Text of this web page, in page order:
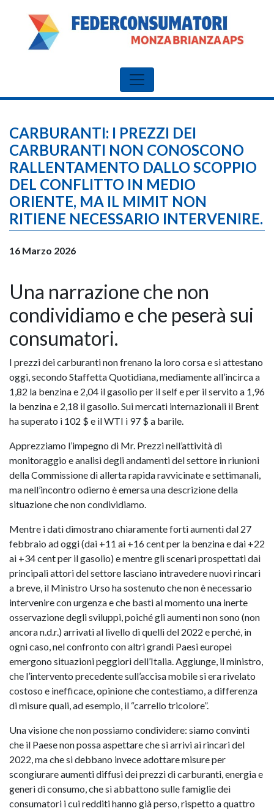
CARBURANTI: I PREZZI DEI
CARBURANTI NON CONOSCONO
RALLENTAMENTO DALLO SCOPPIO
DEL CONFLITTO IN MEDIO
ORIENTE, MA IL MIMIT NON
RITIENE NECESSARIO INTERVENIRE.
16 Marzo 2026
Una narrazione che non
condividiamo e che peserà sui
consumatori.
I prezzi dei carburanti non frenano la loro corsa e si attestano
oggi, secondo Staffetta Quotidiana, mediamente all’incirca a
1,82 la benzina e 2,04 il gasolio per il self e per il servito a 1,96
la benzina e 2,18 il gasolio. Sui mercati internazionali il Brent
ha superato i 102 $ e il WTI i 97 $ a barile.
Apprezziamo l’impegno di Mr. Prezzi nell’attività di
monitoraggio e analisi degli andamenti del settore in riunioni
della Commissione di allerta rapida ravvicinate e settimanali,
ma nell’incontro odierno è emersa una descrizione della
situazione che non condividiamo.
Mentre i dati dimostrano chiaramente forti aumenti dal 27
febbraio ad oggi (dai +11 ai +16 cent per la benzina e dai +22
ai +34 cent per il gasolio) e mentre gli scenari prospettati dai
principali attori del settore lasciano intravedere nuovi rincari
a breve, il Ministro Urso ha sostenuto che non è necessario
intervenire con urgenza e che basti al momento una inerte
osservazione degli sviluppi, poiché gli aumenti non sono (non
ancora n.d.r.) arrivati al livello di quelli del 2022 e perché, in
ogni caso, nel confronto con altri grandi Paesi europei
emergono situazioni peggiori dell’Italia. Aggiunge, il ministro,
che l’intervento precedente sull’accisa mobile si era rivelato
costoso e inefficace, opinione che contestiamo, a differenza
di misure quali, ad esempio, il “carrello tricolore”.
Una visione che non possiamo condividere: siamo convinti
che il Paese non possa aspettare che si arrivi ai rincari del
2022, ma che si debbano invece adottare misure per
scongiurare aumenti diffusi dei prezzi di carburanti, energia e
generi di consumo, che si abbattono sulle famiglie dei
consumatori i cui redditi hanno già perso, rispetto a quattro